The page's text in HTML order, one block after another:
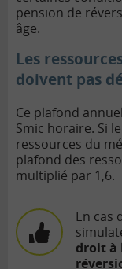
pension de
âge.
Les
doivent pas
Ce plafond
Smic horaire. Si
ressources du
plafond des
multiplié par 1,6.
En cas
droit à